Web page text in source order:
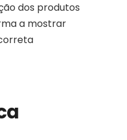
dos produtos
a mostrar